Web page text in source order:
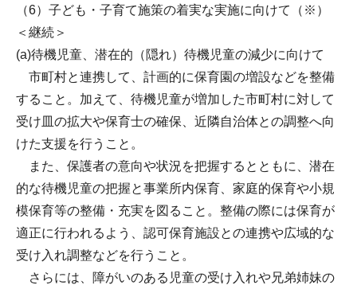
（6）子ども・子育て施策の着実な実施に向けて（※）
＜継続＞
(a)待機児童、潜在的（隠れ）待機児童の減少に向けて
市町村と連携して、計画的に保育園の増設などを整備
すること。加えて、待機児童が増加した市町村に対して
受け皿の拡大や保育士の確保、近隣自治体との調整へ向
けた支援を行うこと。
また、保護者の意向や状況を把握するとともに、潜在
的な待機児童の把握と事業所内保育、家庭的保育や小規
模保育等の整備・充実を図ること。整備の際には保育が
適正に行われるよう、認可保育施設との連携や広域的な
受け入れ調整などを行うこと。
さらには、障がいのある児童の受け入れや兄弟姉妹の